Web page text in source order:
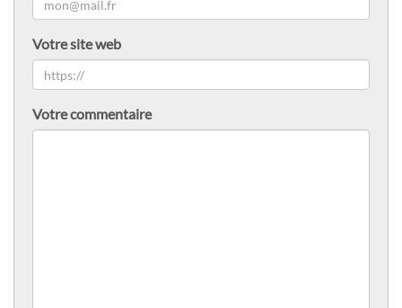
Votre site web
Votre commentaire